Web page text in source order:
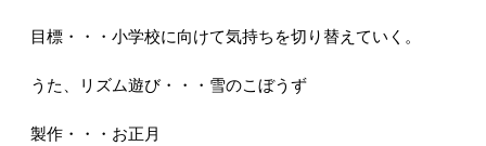
目標・・・小学校に向けて気持ちを切り替えていく。
うた、リズム遊び・・・雪のこぼうず
製作・・・お正月